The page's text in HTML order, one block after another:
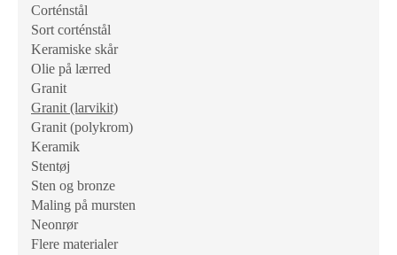
Corténstål
Sort corténstål
Keramiske skår
Olie på lærred
Granit
Granit (larvikit)
Granit (polykrom)
Keramik
Stentøj
Sten og bronze
Maling på mursten
Neonrør
Flere materialer